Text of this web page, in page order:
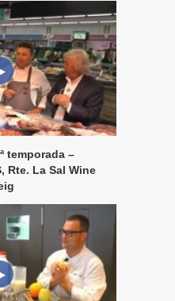
temporada –
Rte. La Sal Wine